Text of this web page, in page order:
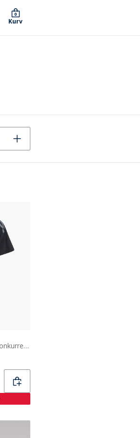
Kurv
0
adidas Drenge Junior Tiro 24 Konkurrence Polo Shirt Sort/Team Dark Grey